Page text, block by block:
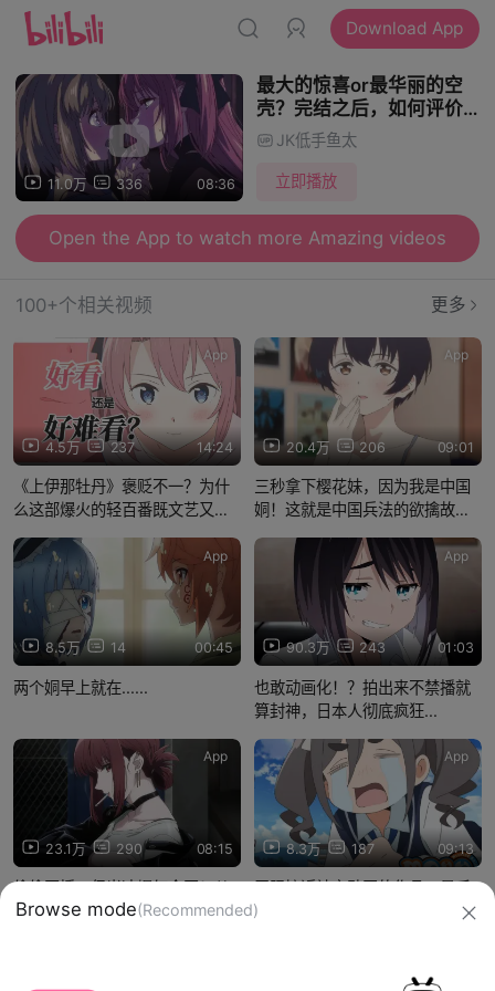
Download App
11.0万 336 08:36
最大的惊喜or最华丽的空
壳？完结之后，如何评价
《上伊那牡丹》的探索与尝
试？【每周的《上伊那牡
丹》#17】
JK低手鱼太
立即播放
Open the App to watch more Amazing videos
100+个相关视频 更多
4.5万 237 14:24
App
《上伊那牡丹》褒贬不一？为什
么这部爆火的轻百番既文艺又油
20.4万 206 09:01
App
三秒拿下樱花妹，因为我是中国
姛！这就是中国兵法的欲擒故
#12】
8.5万 14 00:45
App
两个姛早上就在......
90.3万 243 01:03
App
也敢动画化！？拍出来不禁播就
算封神，日本人彻底疯狂...
23.1万 290 08:15
App
偷偷开播，但光速爆红全网！从
不被看好到好评不断，《后门
8.3万 187 09:13
App
无限接近神之动画的作品，最后
怎么就走向陨落了呢？【四月新
Browse mode(Recommended)